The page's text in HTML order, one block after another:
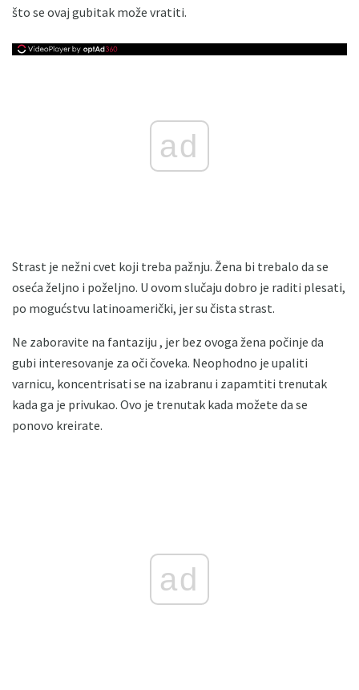
što se ovaj gubitak može vratiti.
ad
Strast je nežni cvet koji treba pažnju. Žena bi trebalo da se
oseća željno i poželjno. U ovom slučaju dobro je raditi plesati,
po mogućstvu latinoamerički, jer su čista strast.
Ne zaboravite na fantaziju , jer bez ovoga žena počinje da
gubi interesovanje za oči čoveka. Neophodno je upaliti
varnicu, koncentrisati se na izabranu i zapamtiti trenutak
kada ga je privukao. Ovo je trenutak kada možete da se
ponovo kreirate.
ad